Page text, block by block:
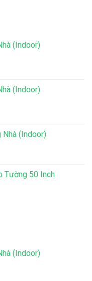
(Indoor)
(Indoor)
Nhà (Indoor)
Tường 50 Inch
(Indoor)